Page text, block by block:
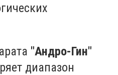
"Андро-Гин"
диапазон